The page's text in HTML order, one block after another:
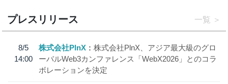
プレスリリース 一覧
8/5
14:00
株式会社PlnX
株式会社PlnX、アジア最大級のグロ
ーバルWeb3カンファレンス「WebX2026」とのコラ
ボレーションを決定